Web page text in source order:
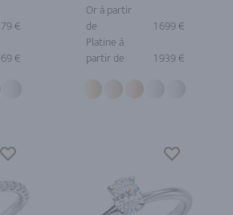
€
€
Or à partir
de
1 699 €
Platine à
partir de
1 939 €